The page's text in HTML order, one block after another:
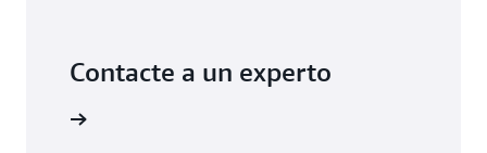
Contacte a un experto